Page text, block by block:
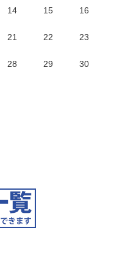
14 15 16
21 22 23
28 29 30